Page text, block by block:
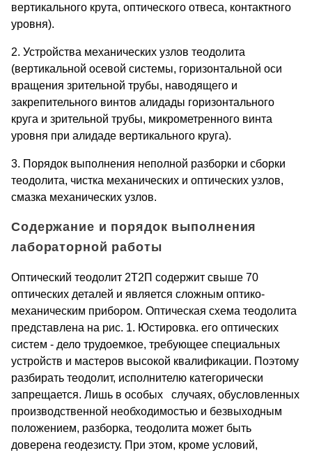
вертикального крута, оптического отвеса, контактного
уровня).
2. Устройства механических узлов теодолита
(вертикальной осевой системы, горизонтальной оси
вращения зрительной трубы, наводящего и
закрепительного винтов алидады горизонтального
круга и зрительной трубы, микрометренного винта
уровня при алидаде вертикального круга).
3. Порядок выполнения неполной разборки и сборки
теодолита, чистка механических и оптических узлов,
смазка механических узлов.
Содержание и порядок выполнения
лабораторной работы
Оптический теодолит 2Т2П содержит свыше 70
оптических деталей и является сложным оптико-
механическим прибором. Оптическая схема теодолита
представлена на рис. 1. Юстировка. его оптических
систем - дело трудоемкое, требующее специальных
устройств и мастеров высокой квалификации. Поэтому
разбирать теодолит, исполнителю категорически
запрещается. Лишь в особых случаях, обусловленных
производственной необходимостью и безвыходным
положением, разборка, теодолита может быть
доверена геодезисту. При этом, кроме условий,